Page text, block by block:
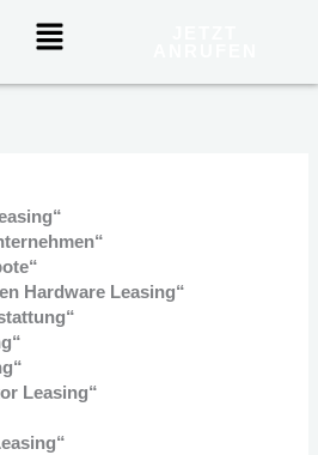
Menü
Hardware Leasing“
Leasing“